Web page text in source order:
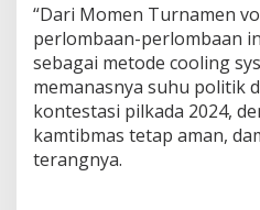
“Dari Momen Turnamen
perlombaan-perlombaan
sebagai metode cooling
memanasnya suhu politik
kontestasi pilkada 2024,
kamtibmas tetap aman,
terangnya.